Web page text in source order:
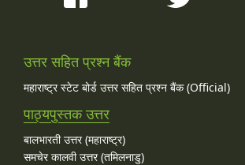
उत्तर सहित प्रश्न बैंक
महाराष्ट्र स्टेट बोर्ड उत्तर सहित प्रश्न बैंक (Official)
पाठ्यपुस्तक उत्तर
बालभारती उत्तर (महाराष्ट्र)
समचेर कालवी उत्तर (तमिलनाडु)